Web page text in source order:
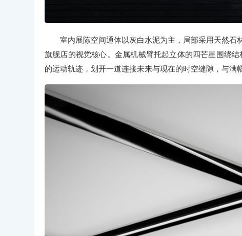
室内展陈空间通体以灰白水泥为主，局部采用天然
旗舰店的视觉核心。金属机械臂托起立体的四芒星围绕
的运动轨迹，划开一道连接未来与现在的时空缝隙，与满